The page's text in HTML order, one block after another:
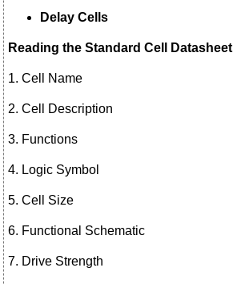
Delay Cells
Reading the Standard Cell Datasheet
1. Cell Name
2. Cell Description
3. Functions
4. Logic Symbol
5. Cell Size
6. Functional Schematic
7. Drive Strength